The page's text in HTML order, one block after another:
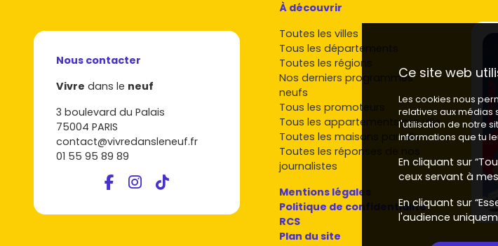
Nous contacter
Vivre dans le neuf
3 boulevard du Palais
75004 PARIS
contact@vivredansleneuf.fr
01 55 95 89 89
À découvrir
Toutes les villes
Tous les départements
Toutes les régions
Nos derniers programmes
neufs
Tous les promoteurs
Tous les appartements par ville
Toutes les maisons par ville
Toutes les réponses de nos
journalistes
Mentions légales
Politique de confidentialité
RCS
Plan du site
Ce site web
Les cookies nous
relatives aux médias
l'utilisation de notre
informations que tu
En cliquant sur
ceux servant à
En cliquant sur
l'audience